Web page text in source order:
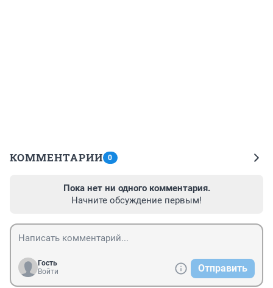
КОММЕНТАРИИ 0
Пока нет ни одного комментария.
Начните обсуждение первым!
Гость
Войти
Отправить